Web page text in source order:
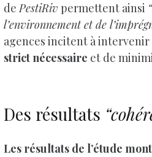
dePestiRiv permettent ainsi
l’environnement et de
agences incitent à
strict nécessaire et de
Des résultats
Les résultats de l’étude